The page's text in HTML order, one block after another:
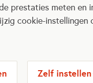
prestaties meten
cookie-instellingen
Zelf instellen